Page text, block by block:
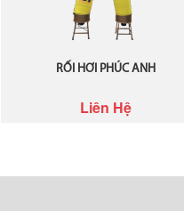
RỐI HƠI PHÚC ANH
Liên Hệ